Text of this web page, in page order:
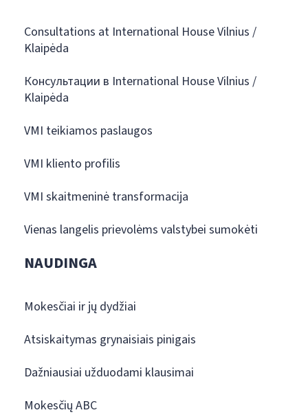
Consultations at International House Vilnius /
Klaipėda
Консультации в International House Vilnius /
Klaipėda
VMI teikiamos paslaugos
VMI kliento profilis
VMI skaitmeninė transformacija
Vienas langelis prievolėms valstybei sumokėti
NAUDINGA
Mokesčiai ir jų dydžiai
Atsiskaitymas grynaisiais pinigais
Dažniausiai užduodami klausimai
Mokesčių ABC